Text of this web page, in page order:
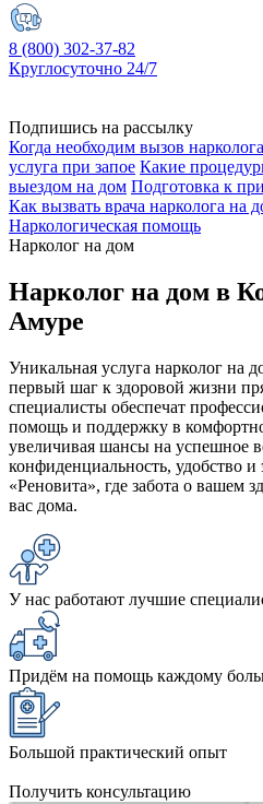
8 (800) 302-37-82
Круглосуточно 24/7
Подпишись на рассылку
Когда необходим вызов
услуга при запое Какие
выездом на дом Подготовка к
Как вызвать врача нарколога на
Наркологическая помощь
Нарколог на дом
Нарколог на дом в
Амуре
Уникальная услуга нарколог на
первый шаг к здоровой жизни
специалисты обеспечат
помощь и поддержку в
увеличивая шансы на успешное
конфиденциальность, удобство и
«Реновита», где забота о вашем
вас дома.
У нас работают лучшие
Придём на помощь каждому
Большой практический опыт
Получить консультацию